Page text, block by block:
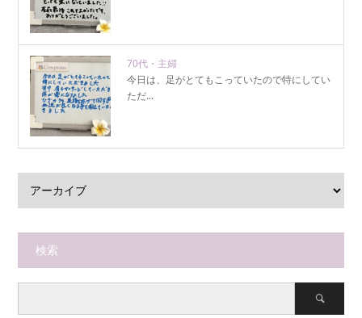
70代・主婦
今日は、足がとてもこっていたので特にしてい
ただ...
検索